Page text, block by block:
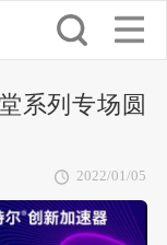
系列专场圆
2022/01/05